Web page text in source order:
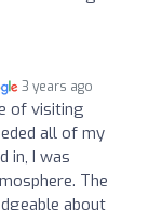
3 years ago
of visiting
all of my
in, I was
The
about